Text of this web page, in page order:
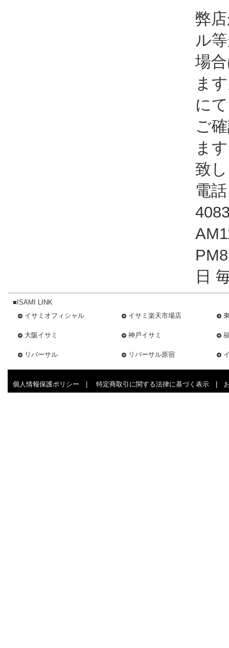
弊
ル
場
ま
に
ご
ま
致
電
日
■ISAMI LINK
イサミオフィシャル
イサミ楽天市場店
大阪イサミ 神戸イサミ
リバーサル リバーサル原宿
個人情報保護ポリシー 特定商取引に関する法律に基づく表示